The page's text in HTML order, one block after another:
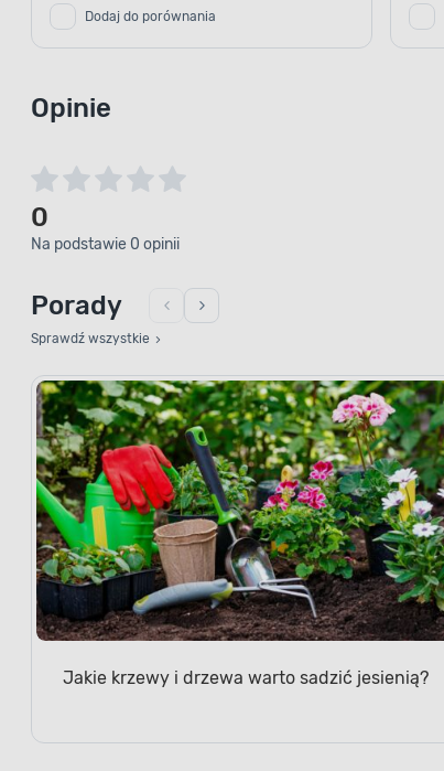
Dodaj do porównania
Opinie
0
Na podstawie 0 opinii
Porady
Sprawdź wszystkie
Jakie krzewy i drzewa warto sadzić jesienią?